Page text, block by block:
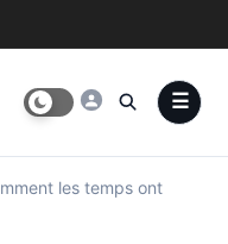
les temps ont